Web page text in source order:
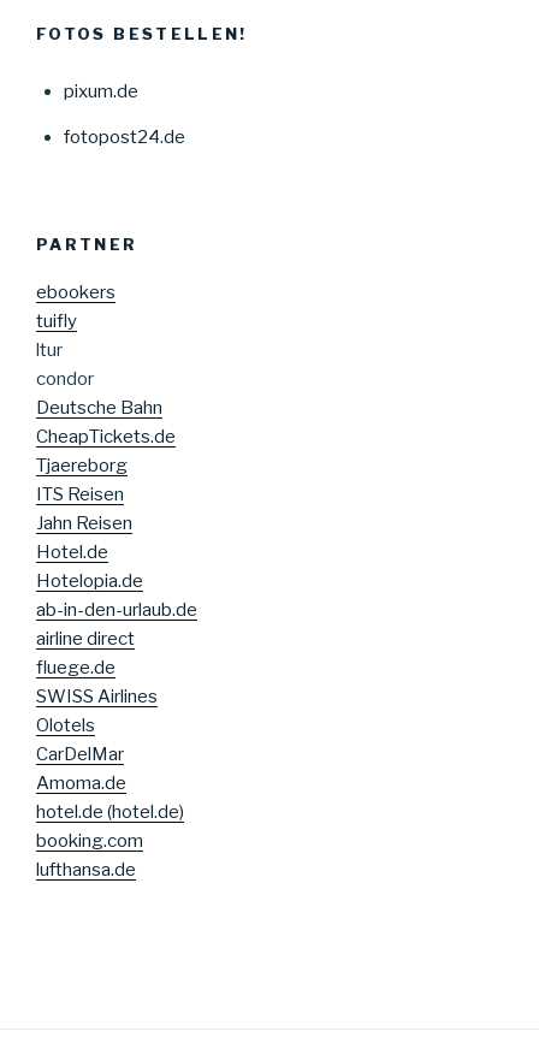
FOTOS BESTELLEN!
pixum.de
fotopost24.de
PARTNER
ebookers
tuifly
ltur
condor
Deutsche Bahn
CheapTickets.de
Tjaereborg
ITS Reisen
Jahn Reisen
Hotel.de
Hotelopia.de
ab-in-den-urlaub.de
airline direct
fluege.de
SWISS Airlines
Olotels
CarDelMar
Amoma.de
hotel.de (hotel.de)
booking.com
lufthansa.de